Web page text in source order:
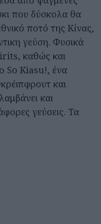
που δύσκολα θα
ποτό της Κίνας,
γεύση. Φυσικά
καθώς και
So Kiasu!, ένα
και
και
γεύσεις. Τα